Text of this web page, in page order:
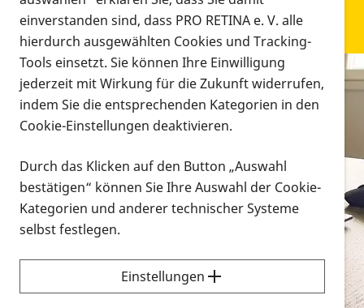
Infomaterial
Infomaterial
Vorlesen
Alle Infomaterialien in verschiedenen
Formaten an einem Ort
Sie möchten wissen, wie Sie nach Infonmaterial
suchen und dieses bestellen bzw. herunterladen
können? Schauen Sie sich dieErklärvideos zum
einverstanden sind, dass PRO RETINA e. V. alle
hierdurch ausgewählten Cookies und Tracking-
Tools einsetzt. Sie können Ihre Einwilligung
jederzeit mit Wirkung für die Zukunft widerrufen,
indem Sie die entsprechenden Kategorien in den
Cookie-Einstellungen deaktivieren.
Durch das Klicken auf den Button „Auswahl
bestätigen“ können Sie Ihre Auswahl der Cookie-
Kategorien und anderer technischer Systeme
selbst festlegen.
Einstellungen